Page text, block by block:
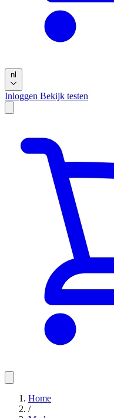
nl
Inloggen Bekijk testen
Home
/